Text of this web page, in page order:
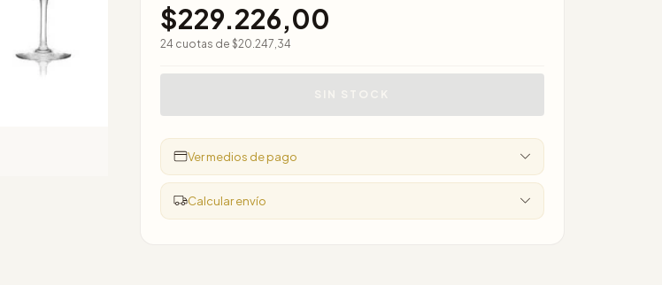
$229.226,00
24 cuotas de $20.247,34
Ver medios de pago
Calcular envío